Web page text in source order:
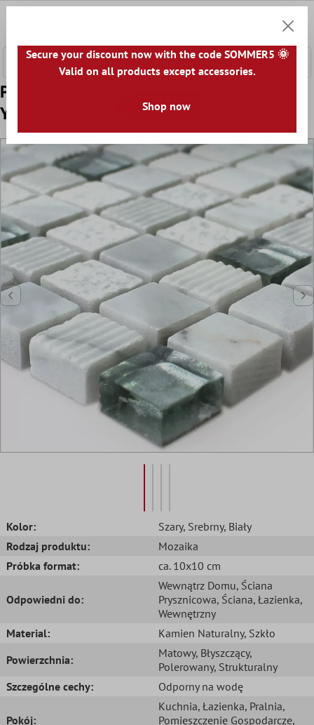
Koszyk
Próbka Mozaika Szkło Kamień Naturalny
Yukon Biały
Kolor: Szary, Srebrny, Biały
Rodzaj produktu:
Mozaika
Próbka format:
ca. 10x10 cm
Odpowiedni do:
Wewnątrz Domu, Ściana
Prysznicowa, Ściana, Łazienka,
Wewnętrzny
Material:
Kamien Naturalny, Szkło
Powierzchnia:
Matowy, Błyszczący,
Polerowany, Strukturalny
Szczególne cechy:
Odporny na wodę
Pokój:
Kuchnia, Łazienka, Pralnia,
Pomieszczenie Gospodarcze,
Secure your discount now with the code SOMMER5 🌞
Valid on all products except accessories.
Shop now